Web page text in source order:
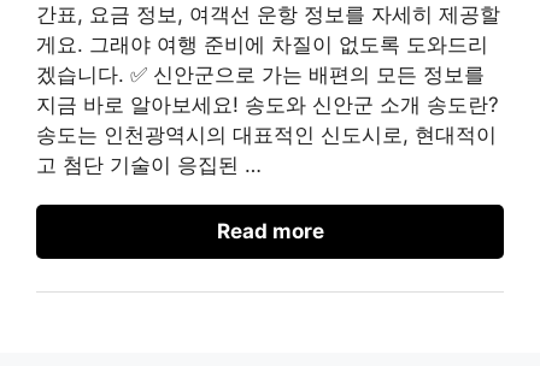
간표, 요금 정보, 여객선 운항 정보를 자세히 제공할
게요. 그래야 여행 준비에 차질이 없도록 도와드리
겠습니다. ✅ 신안군으로 가는 배편의 모든 정보를
지금 바로 알아보세요! 송도와 신안군 소개 송도란?
송도는 인천광역시의 대표적인 신도시로, 현대적이
고 첨단 기술이 응집된 …
Read more